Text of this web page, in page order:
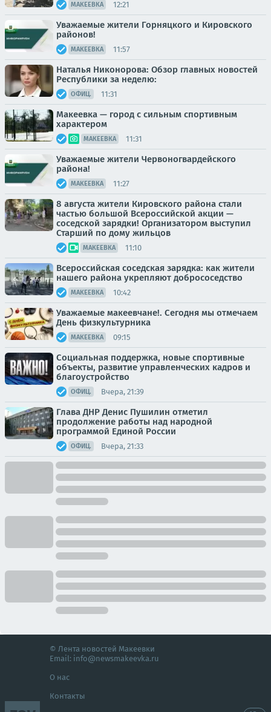
МАКЕЕВКА 12:21
Уважаемые жители Горняцкого и Кировского
районов!
МАКЕЕВКА 11:57
Наталья Никонорова: Обзор главных новостей
Республики за неделю:
ОФИЦ. 11:31
Макеевка — город с сильным спортивным
характером
МАКЕЕВКА 11:31
Уважаемые жители Червоногвардейского
района!
МАКЕЕВКА 11:27
8 августа жители Кировского района стали
частью большой Всероссийской акции —
соседской зарядки! Организатором выступил
Старший по дому жильцов
МАКЕЕВКА 11:10
Всероссийская соседская зарядка: как жители
нашего района укрепляют добрососедство
МАКЕЕВКА 10:42
Уважаемые макеевчане!. Сегодня мы отмечаем
День физкультурника
МАКЕЕВКА 09:15
Социальная поддержка, новые спортивные
объекты, развитие управленческих кадров и
благоустройство
ОФИЦ. Вчера, 21:39
Глава ДНР Денис Пушилин отметил
продолжение работы над народной
программой Единой России
ОФИЦ. Вчера, 21:33
© Лента новостей Макеевки
Email: info@newsmakeevka.ru
О нас
Контакты